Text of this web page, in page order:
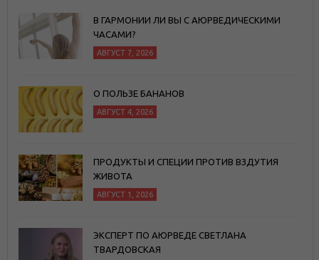
В ГАРМОНИИ ЛИ ВЫ С АЮРВЕДИЧЕСКИМИ
ЧАСАМИ?
АВГУСТ 7, 2026
О ПОЛЬЗЕ БАНАНОВ
АВГУСТ 4, 2026
ПРОДУКТЫ И СПЕЦИИ ПРОТИВ ВЗДУТИЯ
ЖИВОТА
АВГУСТ 1, 2026
ЭКСПЕРТ ПО АЮРВЕДЕ СВЕТЛАНА
ТВАРДОВСКАЯ